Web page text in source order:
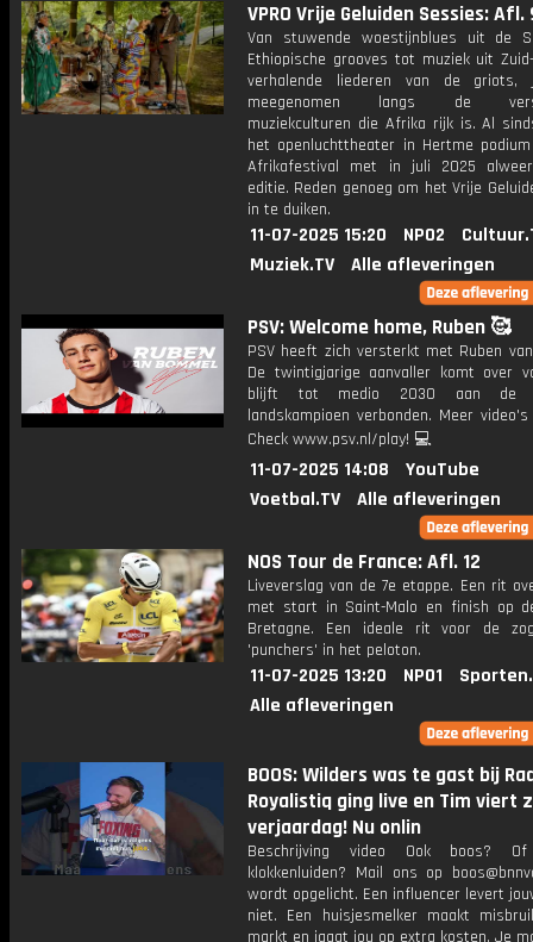
VPRO Vrije Geluiden Sessies: Afl.
Van stuwende woestijnblues uit de
Ethiopische grooves tot muziek uit
verhalende liederen van de griots,
meegenomen langs de
muziekculturen die Afrika rijk is. Al
het openluchttheater in Hertme
Afrikafestival met in juli 2025
editie. Reden genoeg om het Vrije
in te duiken.
11-07-2025 15:20 NPO2
Muziek.TV
Alle afleveringen
PSV: Welcome home, Ruben 🥰
PSV heeft zich versterkt met Ruben
De twintigjarige aanvaller komt over
blijft tot medio 2030 aan de
landskampioen verbonden. Meer
Check www.psv.nl/play! 💻
11-07-2025 14:08
YouTube
Voetbal.TV
Alle afleveringen
NOS Tour de France: Afl. 12
Liveverslag van de 7e etappe. Een rit
met start in Saint-Malo en finish op
Bretagne. Een ideale rit voor de
'punchers' in het peloton.
11-07-2025 13:20 NPO1
Alle afleveringen
BOOS: Wilders was te gast bij
Royalistiq ging live en Tim viert
verjaardag! Nu onlin
Beschrijving video Ook boos?
klokkenluiden? Mail ons op
wordt opgelicht. Een influencer levert
niet. Een huisjesmelker maakt
markt en jaagt jou op extra kosten. Je